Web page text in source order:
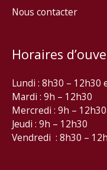
Nous contacter
Horaires
Lundi : 8h30 – 12h30
Mardi : 9h – 12h30
Mercredi : 9h –
Jeudi : 9h – 12h30
Vendredi : 8h30 –